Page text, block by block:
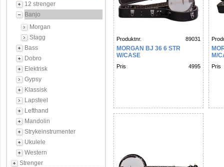
12 strenger
Banjo
Morgan
Stagg
Bass
Dobro
Elektrisk
Gypsy
Klassisk
Lapsteel
Lefthand
Mandolin
Strykeinstrumenter
Ukulele
Western
Strenger
Produktnr. 89031
MORGAN BJ 36 6 STR
W/CASE
Pris 4995
M/
Pris